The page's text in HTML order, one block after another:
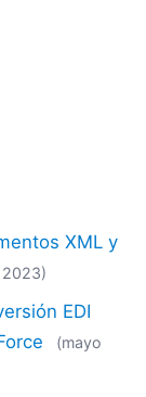
XML y
EDI
(mayo